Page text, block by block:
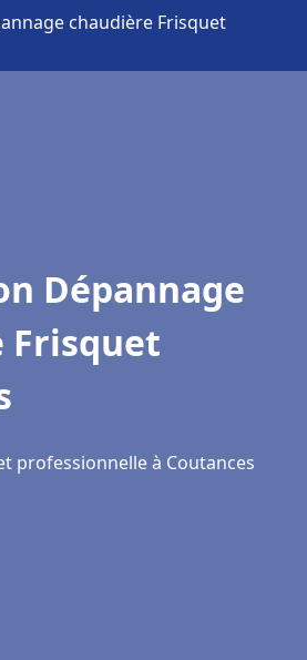
chaudière Frisquet
Dépannage
Frisquet
professionnelle à Coutances